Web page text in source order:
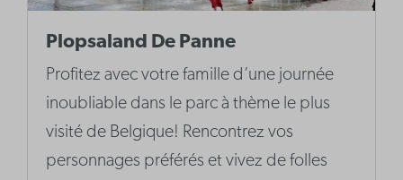
Plopsaland De Panne
Profitez avec votre famille d’une journée
inoubliable dans le parc à thème le plus
visité de Belgique! Rencontrez vos
personnages préférés et vivez de folles